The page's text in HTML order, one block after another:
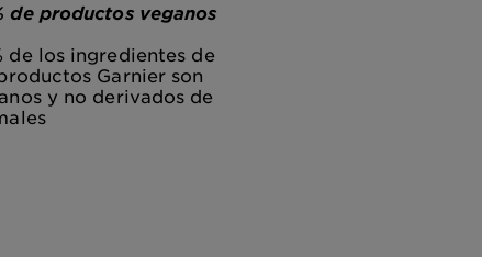
de productos veganos
de los ingredientes de
Garnier son
y no derivados de